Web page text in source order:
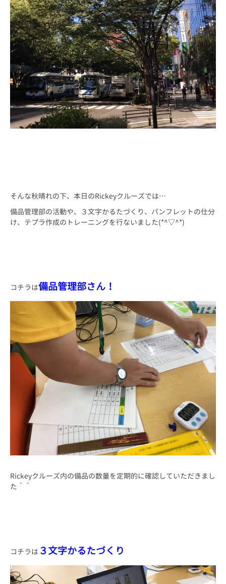
そんな秋晴れの下、本日のRickeyクルーズでは…
備品管理部の活動や、３文字かるたづくり、パンフレットの仕分
け、テプラ作成のトレーニングを行ないました(*^▽^*)
コチラは備品管理部さん！
Rickeyクルーズ内の備品の数量を定期的に確認していただきまし
た＾＾
コチラは ３文字かるたづくり